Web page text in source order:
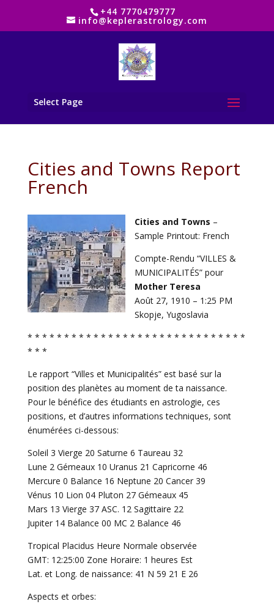
+44 7770479777
info@keplerastrology.com
Select Page
Cities and Towns Report
French
Cities and Towns –
Sample Printout: French
Compte-Rendu “VILLES &
MUNICIPALITÉS” pour
Mother Teresa
Août 27, 1910 – 1:25 PM
Skopje, Yugoslavia
* * * * * * * * * * * * * * * * * * * * * * * * * * * * * *
* * *
Le rapport “Villes et Municipalités” est basé sur la
position des planètes au moment de ta naissance.
Pour le bénéfice des étudiants en astrologie, ces
positions, et d’autres informations techniques, sont
énumérées ci-dessous:
Soleil 3 Vierge 20 Saturne 6 Taureau 32
Lune 2 Gémeaux 10 Uranus 21 Capricorne 46
Mercure 0 Balance 16 Neptune 20 Cancer 39
Vénus 10 Lion 04 Pluton 27 Gémeaux 45
Mars 13 Vierge 37 ASC. 12 Sagittaire 22
Jupiter 14 Balance 00 MC 2 Balance 46
Tropical Placidus Heure Normale observée
GMT: 12:25:00 Zone Horaire: 1 heures Est
Lat. et Long. de naissance: 41 N 59 21 E 26
Aspects et orbes: